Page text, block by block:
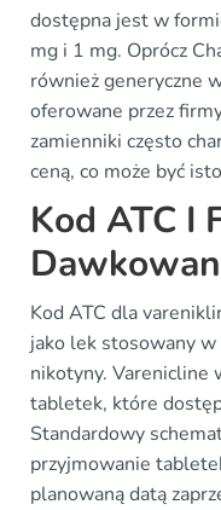
dostępna jest w
mg i 1 mg. Oprócz
również generyczne
oferowane przez
zamienniki często
ceną, co może być
Kod ATC I
Kod ATC dla
jako lek stosowany w
nikotyny. Varenicline
tabletek, które
Standardowy
przyjmowanie
planowaną datą